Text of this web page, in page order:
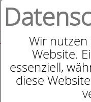
Wir
Website.
essenziell,
diese
Maluu